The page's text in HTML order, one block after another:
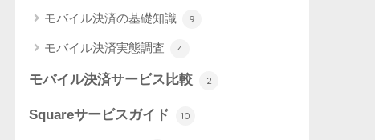
モバイル決済の基礎知識 9
モバイル決済実態調査 4
モバイル決済サービス比較 2
Squareサービスガイド 10